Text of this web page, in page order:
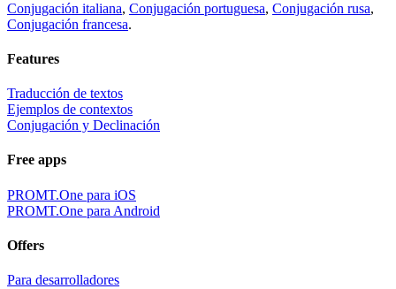
Conjugación italiana, Conjugación portuguesa, Conjugación rusa,
Conjugación francesa.
Features
Traducción de textos
Ejemplos de contextos
Conjugación y Declinación
Free apps
PROMT.One para iOS
PROMT.One para Android
Offers
Para desarrolladores